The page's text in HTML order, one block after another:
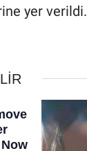
yer verildi.